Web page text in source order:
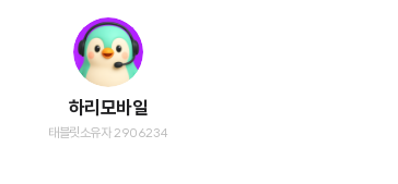
하리모바일
태블릿소유자 2906234